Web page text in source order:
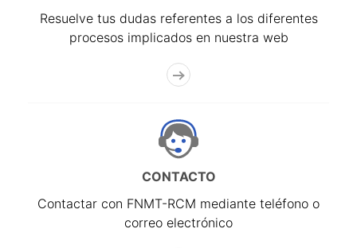
Resuelve tus dudas referentes a los diferentes
procesos implicados en nuestra web
CONTACTO
Contactar con FNMT-RCM mediante teléfono o
correo electrónico